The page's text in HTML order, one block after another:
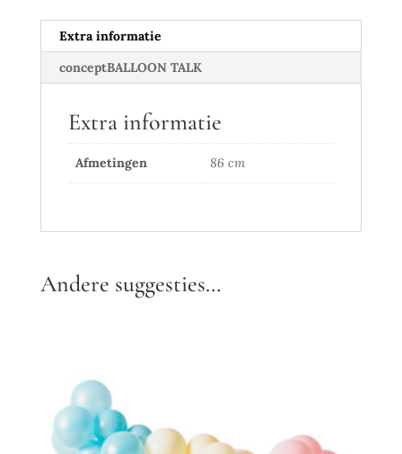
Extra informatie
conceptBALLOON TALK
Extra informatie
Afmetingen 86 cm
Andere suggesties…